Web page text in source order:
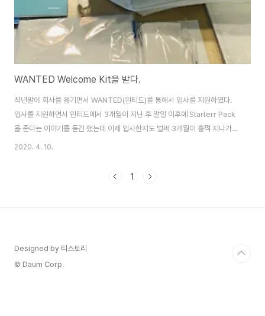
WANTED Welcome Kit을 받다.
작년말에 회사를 옮기면서 WANTED(원티드)를 통해서 입사를 지원하였다.
입사를 지원하면서 원티드에서 3개월이 지난 후 말일 이후에 Starterr Pack
을 준다는 이야기를 듣긴 했는데 이제 입사한지도 벌써 3개월이 훌쩍 지나가고
있다. 생각을 안하고 있었는데 오늘 WANTED에서 Starter Pack이 도착했
니 가방 / 파우치(필통 형태 및 간단한 물건 담을수 있는..) 2종류 / 볼펜 / 상태
2020. 4. 10.
1
Designed by 티스토리
© Daum Corp.